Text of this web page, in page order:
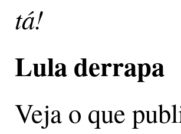
tá!
Lula derrapa
Veja o que